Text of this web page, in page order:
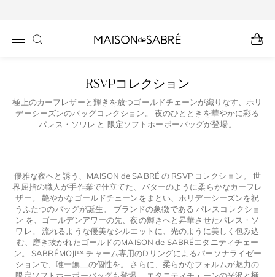
RSVPコレクション
極上のカーフレザーと輝きを放つゴールドチェーンが織りなす、ホリ
デーシーズンのバッグコレクション。 夜のひとときを華やかに彩る
パレス・ソワレ と 限定ソフトホーボーバッグが登場。
優雅な夜へと誘う、MAISON de SABRÉ の RSVP コレクション。 世
界屈指の職人が手作業で仕立てた、バターのように柔らかなカーフレ
ザー。 艶やかなゴールドチェーンをまとい、ホリデーシーズンを祝
うふたつのバッグが誕生。 ブランドの象徴である パレスコレクショ
ン を、ゴールデンアワーの先、夜の輝きへと昇華させたパレス・ソ
ワレ。 流れるような優美なシルエットに、光のように美しく包み込
む、磨き抜かれたゴールドのMAISON de SABRÉエタニティチェー
ン。 SABRÉMOJI™ チャーム専用のDリングによるパーソナライゼー
ションで、唯一無二の個性を。 さらに、柔らかなフォルムが魅力の